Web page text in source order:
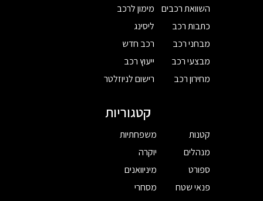
השוואת רכבים
כתבות רכב
מבחני רכב
מבצעי רכב
מחירון רכב
מימון לרכב
ליסינג
רכב חדש
ייעוץ רכב
רישום לניוזלטר
קטגוריות
קטנות
מנהלים
ספורט
פנאי שטח
משפחתיות
יוקרה
מיניוואנים
מסחרי